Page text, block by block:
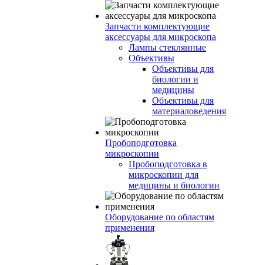
Запчасти комплектующие
аксессуары для микроскопа
Лампы стеклянные
Объективы
Объективы для
биологии и
медицины
Объективы для
материаловедения
Пробоподготовка
микроскопии
Пробоподготовка в
микроскопии для
медицины и биологии
Оборудование по областям
применения